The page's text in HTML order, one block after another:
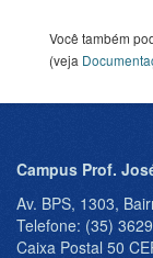
Você também
(veja
Campus Prof.
Av. BPS, 1303,
Telefone: (35)
Caixa Postal 50